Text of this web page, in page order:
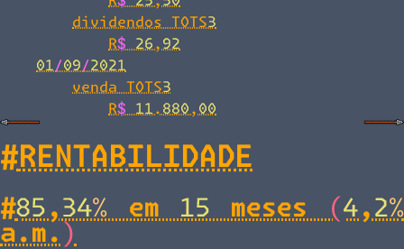
dividendos TOTS3
R$ 26,92
01/09/2021
venda TOTS3
R$ 11.880,00
# RENTABILIDADE
#85,34% em 15 meses (4,2%
a.m.)